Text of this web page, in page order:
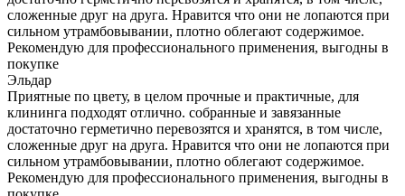
сложенные друг на друга. Нравится что они не лопаются при
сильном утрамбовывании, плотно облегают содержимое.
Рекомендую для профессионального применения, выгодны в
покупке
Эльдар
Приятные по цвету, в целом прочные и практичные, для
клининга подходят отлично. собранные и завязанные
достаточно герметично перевозятся и хранятся, в том числе,
сложенные друг на друга. Нравится что они не лопаются при
сильном утрамбовывании, плотно облегают содержимое.
Рекомендую для профессионального применения, выгодны в